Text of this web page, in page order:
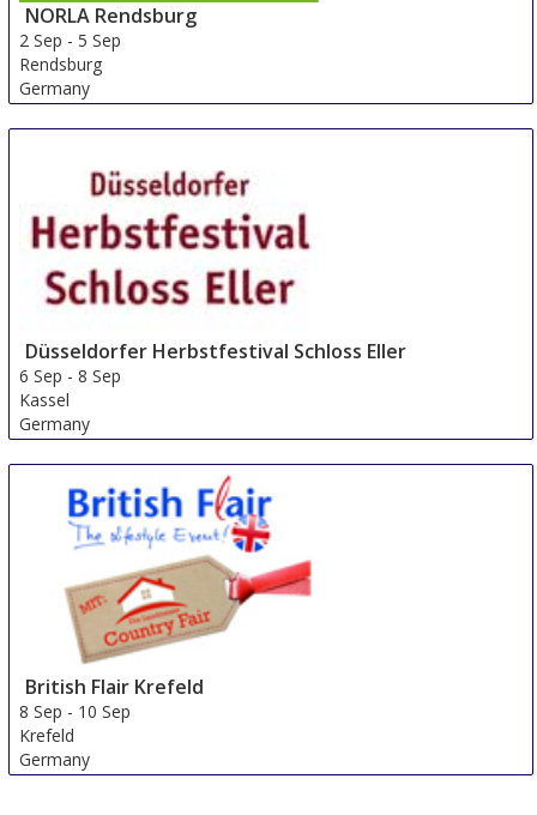
NORLA Rendsburg
2 Sep -5 Sep
Rendsburg
Germany
Düsseldorfer Herbstfestival Schloss Eller
6 Sep -8 Sep
Kassel
Germany
British Flair Krefeld
8 Sep - 10 Sep
Krefeld
Germany